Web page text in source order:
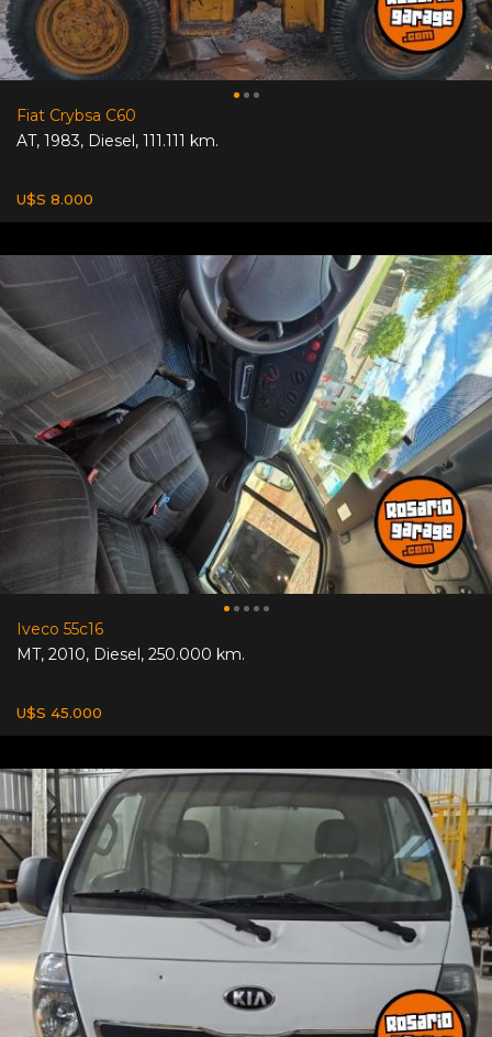
Fiat Crybsa C60
AT, 1983, Diesel, 111.111 km.
U$S 8.000
Iveco 55c16
MT, 2010, Diesel, 250.000 km.
U$S 45.000